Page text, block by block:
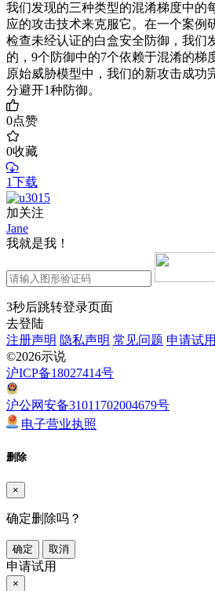
我们发现的三种类型的混淆梯度中的
应的攻击技术来克服它。在一个案例
检查未经认证的白盒安全防御，我们
的，9个防御中的7个依赖于混淆的梯
原始威胁模型中，我们的新攻击成功
分避开1种防御。
0点赞
0收藏
1下载
加关注
Jane
我就是我！
3秒后跳转登录页面
去登陆
注册声明 隐私声明 常见问题 申请试用
©2026示说
沪ICP备18027414号
沪公网安备31011702004679号
电子营业执照
删除
×
确定删除吗？
确定 取消
申请试用
×